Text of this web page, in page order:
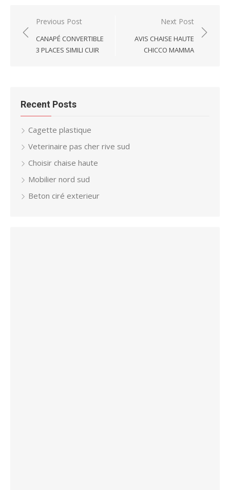
Post
navigation
Previous Post
CANAPÉ CONVERTIBLE
3 PLACES SIMILI CUIR
Next Post
AVIS CHAISE HAUTE
CHICCO MAMMA
Recent Posts
Cagette plastique
Veterinaire pas cher rive sud
Choisir chaise haute
Mobilier nord sud
Beton ciré exterieur